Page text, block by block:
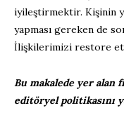
iyileştirmektir. Kişinin
yapması gereken de
İlişkilerimizi restore
Bu makalede yer
editöryel politikasını